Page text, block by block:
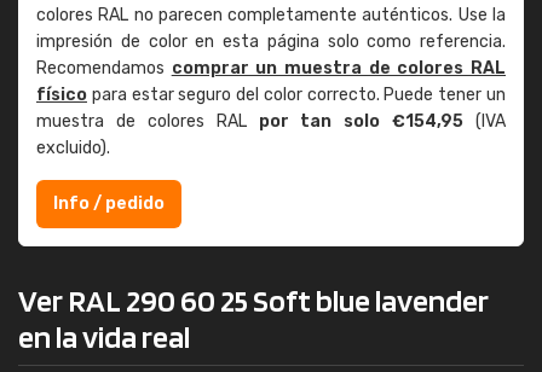
colores RAL no parecen completamente auténticos. Use la
impresión de color en esta página solo como referencia.
Recomendamos comprar un muestra de colores RAL
físico para estar seguro del color correcto. Puede tener un
muestra de colores RAL por tan solo €154,95 (IVA
excluido).
Info / pedido
Ver RAL 290 60 25 Soft blue lavender
en la vida real